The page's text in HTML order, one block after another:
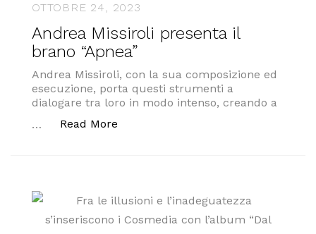
OTTOBRE 24, 2023
Andrea Missiroli presenta il
brano “Apnea”
Andrea Missiroli, con la sua composizione ed
esecuzione, porta questi strumenti a
dialogare tra loro in modo intenso, creando a
…
Read More